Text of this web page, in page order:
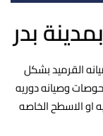
بدر
القرميد بشكل
وصيانه دوريه
او الاسطح الخاصه